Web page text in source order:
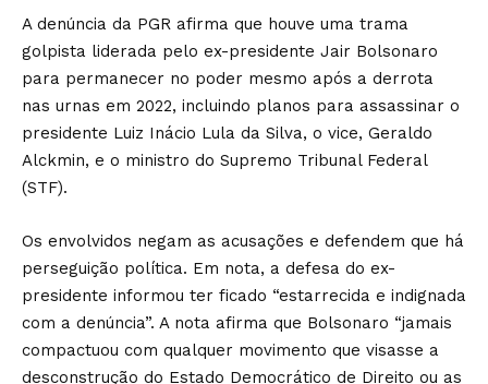
A denúncia da PGR afirma que houve uma trama
golpista liderada pelo ex-presidente Jair Bolsonaro
para permanecer no poder mesmo após a derrota
nas urnas em 2022, incluindo planos para assassinar o
presidente Luiz Inácio Lula da Silva, o vice, Geraldo
Alckmin, e o ministro do Supremo Tribunal Federal
(STF).
Os envolvidos negam as acusações e defendem que há
perseguição política. Em nota, a defesa do ex-
presidente informou ter ficado “estarrecida e indignada
com a denúncia”. A nota afirma que Bolsonaro “jamais
compactuou com qualquer movimento que visasse a
desconstrução do Estado Democrático de Direito ou as